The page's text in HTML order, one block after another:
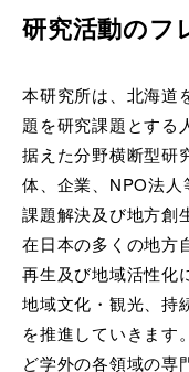
研究活動のフ
本研究所は、北海道
題を研究課題とする
据えた分野横断型研
体、企業、NPO法
課題解決及び地方創
在日本の多くの地方
再生及び地域活性化
地域文化・観光、持
を推進していきます
ど学外の各領域の専